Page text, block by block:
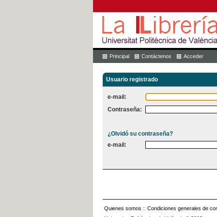
Principal Contáctenos Acceder
Usuario registrado
e-mail:
Contraseña:
¿Olvidó su contraseña?
e-mail:
Quienes somos :: Condiciones generales de